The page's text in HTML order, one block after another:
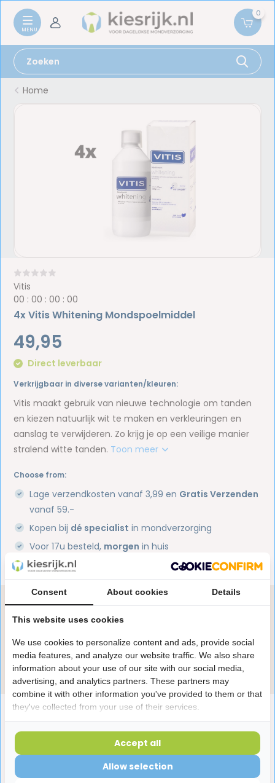
0
Home
Vitis
00 :00 :00 :00
4x Vitis Whitening Mondspoelmiddel
49,95
Direct leverbaar
Verkrijgbaar in diverse varianten/kleuren:
Vitis maakt gebruik van nieuwe technologie om tanden
en kiezen natuurlijk wit te maken en verkleuringen en
aanslag te verwijderen. Zo krijg je op een veilige manier
stralend witte tanden. Toon meer
Choose from:
Lage verzendkosten vanaf 3,99 en Gratis Verzenden
vanaf 59.-
Kopen bij dé specialist in mondverzorging
Voor 17u besteld, morgen in huis
1 miljoen+tevreden klanten
Productomschrijving
Reviews
Heb je een vraag over dit product?
Onze specialisten helpen je graag! Spreek ons aan
in de chat of stuur een e-mail.
Stuur e-mail
Consent About cookies Details
This website uses cookies
We use cookies to personalize content and ads, provide social
media features, and analyze our website traffic. We also share
information about your use of our site with our social media,
advertising, and analytics partners. These partners may
combine it with other information you've provided to them or that
they've collected from your use of their services.
Allow selection
Accept all